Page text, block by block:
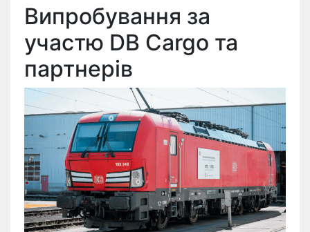
Випробування за
участю DB Cargo та
партнерів